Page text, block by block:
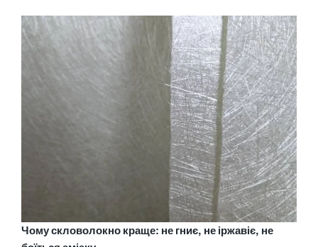
Чому скловолокно краще: не гниє, не іржавіє, не